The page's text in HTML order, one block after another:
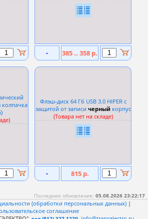
- 385 .. 358 р.
колпачка
Флэш-диск 64 Гб USB 3.0 HIPER с
защитой от записи черный корпус
(Товара нет на складе)
- 815 р.
Последнее обновление: 05.08.2026 23:22:17
(обработки персональных данных) |
соглашение